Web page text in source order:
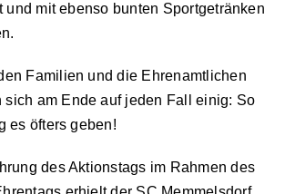
und mit ebenso bunten Sportgetränken
Familien und die Ehrenamtlichen
sich am Ende auf jeden Fall einig: So
es öfters geben!
des Aktionstags im Rahmen des